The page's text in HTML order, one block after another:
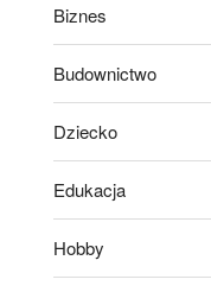
Biznes
Budownictwo
Dziecko
Edukacja
Hobby